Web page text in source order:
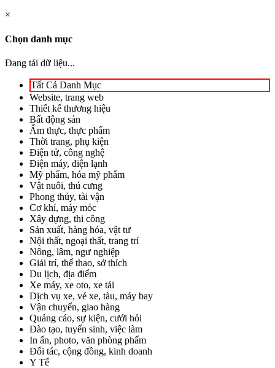
×
Chọn danh mục
Đang tải dữ liệu...
Tất Cả Danh Mục
Website, trang web
Thiết kế thương hiệu
Bất động sản
Ẩm thực, thực phẩm
Thời trang, phụ kiện
Điện tử, công nghệ
Điện máy, điện lạnh
Mỹ phẩm, hóa mỹ phẩm
Vật nuôi, thú cưng
Phong thủy, tài vận
Cơ khí, máy móc
Xây dựng, thi công
Sản xuất, hàng hóa, vật tư
Nội thất, ngoại thất, trang trí
Nông, lâm, ngư nghiệp
Giải trí, thể thao, sở thích
Du lịch, địa điểm
Xe máy, xe oto, xe tải
Dịch vụ xe, vé xe, tàu, máy bay
Vận chuyển, giao hàng
Quảng cáo, sự kiện, cưới hỏi
Đào tạo, tuyển sinh, việc làm
In ấn, photo, văn phòng phẩm
Đối tác, cộng đồng, kinh doanh
Y Tế